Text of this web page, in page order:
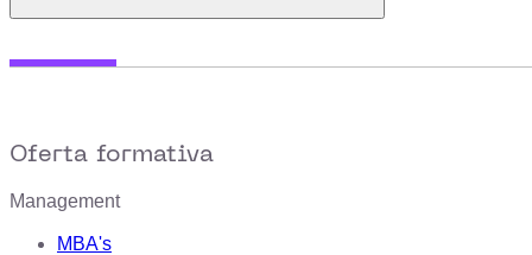
Oferta formativa
Management
MBA's